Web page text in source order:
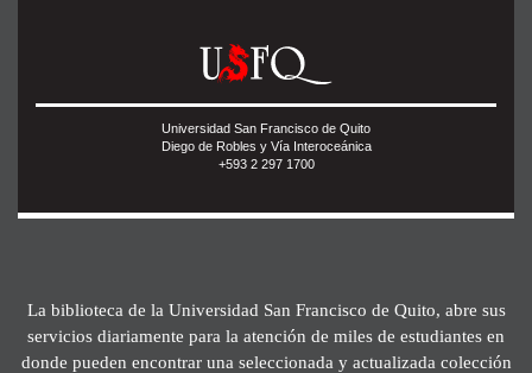
Universidad San Francisco de Quito
Diego de Robles y Vía Interoceánica
+593 2 297 1700
La biblioteca de la Universidad San Francisco de Quito, abre sus
servicios diariamente para la atención de miles de estudiantes en
donde pueden encontrar una seleccionada y actualizada colección